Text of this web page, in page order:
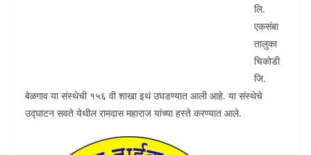
लि.
एकसंबा
तालुका
चिकोडी
जि.
बेळगाव या संस्थेची १५६ वी शाखा इथं उघडण्यात आली आहे. या संस्थेचे
उद्घाटन सवते येथील रामदास महाराज यांच्या हस्ते करण्यात आले.